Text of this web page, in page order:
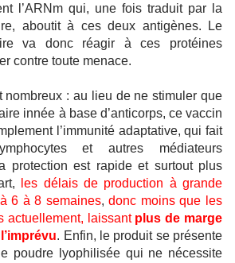
l’ARNm qui, une fois traduit par la
aboutit à ces deux antigènes. Le
va donc réagir à ces protéines
contre toute menace.
nombreux : au lieu de ne stimuler que
innée à base d’anticorps, ce vaccin
l’immunité adaptative, qui fait
et autres médiateurs
protection est rapide et surtout plus
les délais de production à grande
6 à 8 semaines, donc moins que les
actuellement, laissant plus de marge
. Enfin, le produit se présente
poudre lyophilisée qui ne nécessite